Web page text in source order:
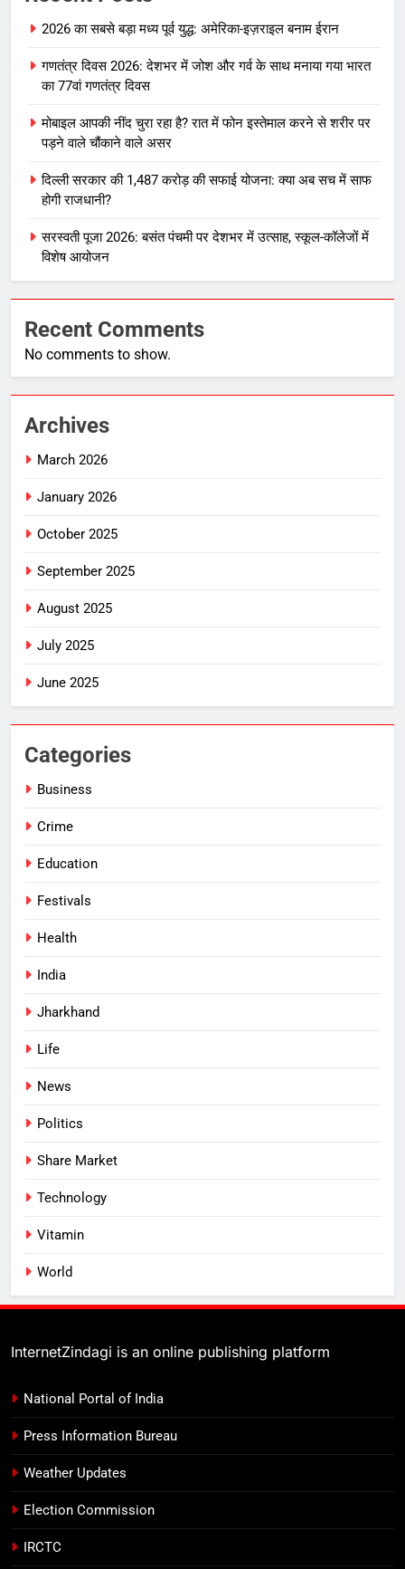
2026 का सबसे बड़ा मध्य पूर्व युद्ध: अमेरिका-इज़राइल बनाम ईरान
गणतंत्र दिवस 2026: देशभर में जोश और गर्व के साथ मनाया गया भारत
का 77वां गणतंत्र दिवस
मोबाइल आपकी नींद चुरा रहा है? रात में फोन इस्तेमाल करने से शरीर पर
पड़ने वाले चौंकाने वाले असर
दिल्ली सरकार की 1,487 करोड़ की सफाई योजना: क्या अब सच में साफ
होगी राजधानी?
सरस्वती पूजा 2026: बसंत पंचमी पर देशभर में उत्साह, स्कूल-कॉलेजों में
विशेष आयोजन
Recent Comments
No comments to show.
Archives
March 2026
January 2026
October 2025
September 2025
August 2025
July 2025
June 2025
Categories
Business
Crime
Education
Festivals
Health
India
Jharkhand
Life
News
Politics
Share Market
Technology
Vitamin
World
InternetZindagi is an online publishing platform
National Portal of India
Press Information Bureau
Weather Updates
Election Commission
IRCTC